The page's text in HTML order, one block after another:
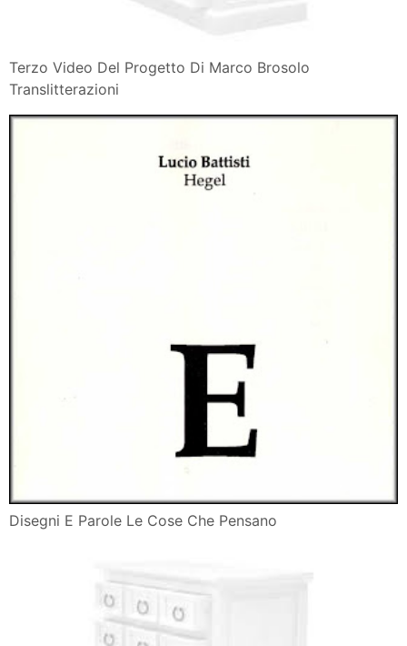
Terzo Video Del Progetto Di Marco Brosolo
Translitterazioni
Disegni E Parole Le Cose Che Pensano